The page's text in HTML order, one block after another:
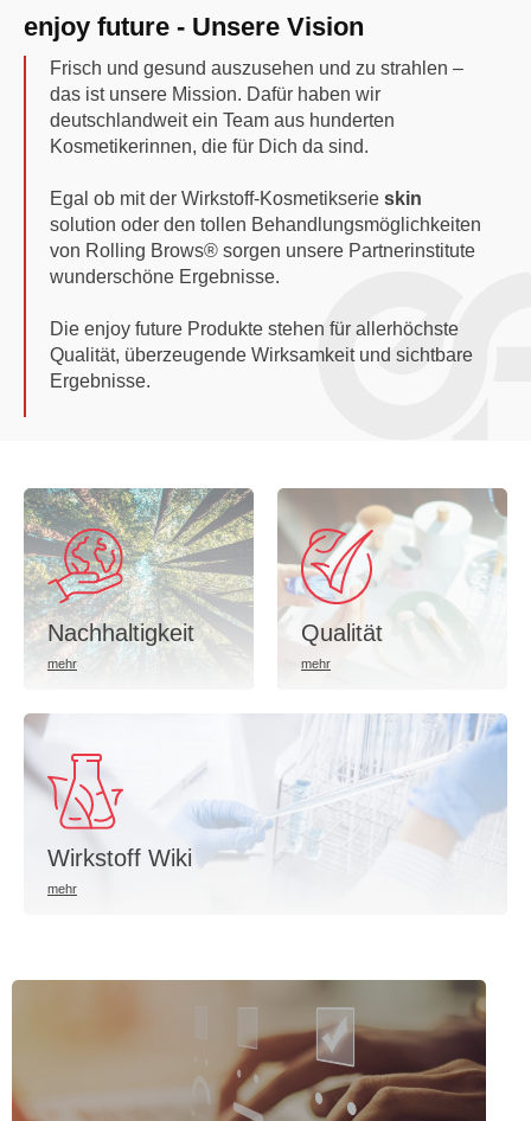
enjoy future - Unsere Vision
Frisch und gesund auszusehen und zu strahlen –
das ist unsere Mission. Dafür haben wir
deutschlandweit ein Team aus hunderten
Kosmetikerinnen, die für Dich da sind.
Egal ob mit der Wirkstoff-Kosmetikserie skin
solution oder den tollen Behandlungsmöglichkeiten
von Rolling Brows® sorgen unsere Partnerinstitute
wunderschöne Ergebnisse.
Die enjoy future Produkte stehen für allerhöchste
Qualität, überzeugende Wirksamkeit und sichtbare
Ergebnisse.
Nachhaltigkeit Qualität
Wirkstoff Wiki